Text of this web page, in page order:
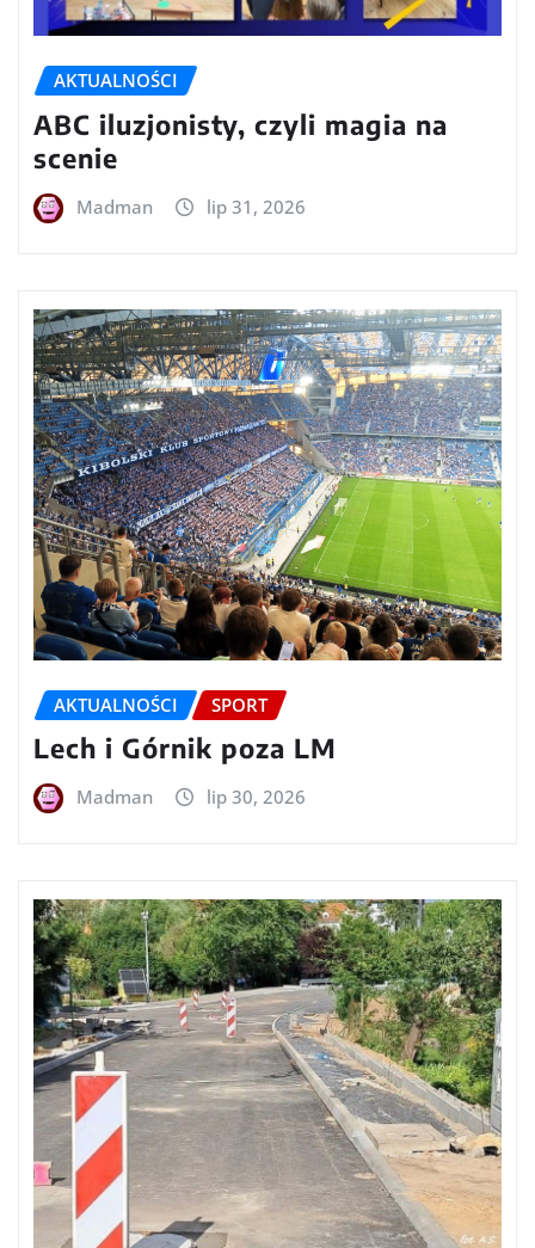
AKTUALNOŚCI
ABC iluzjonisty, czyli magia na
scenie
Madman lip 31, 2026
AKTUALNOŚCI SPORT
Lech i Górnik poza LM
Madman lip 30, 2026